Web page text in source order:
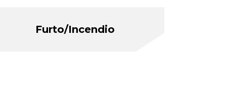
Furto/Incendio